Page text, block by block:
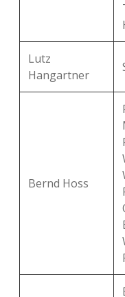
Lutz
Hangartner
Bernd Hoss